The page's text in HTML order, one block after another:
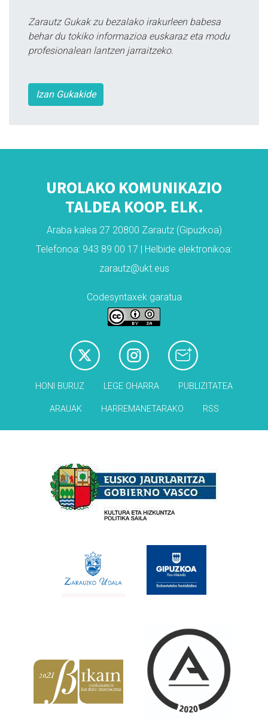
Zarautz Gukak zu bezalako irakurleen babesa
behar du tokiko informazioa euskaraz eta modu
profesionalean lantzen jarraitzeko.
Izan Gukakide
UROLAKO KOMUNIKAZIO
TALDEA KOOP. ELK.
Araba kalea 27 20800 Zarautz (Gipuzkoa)
Telefonoa: 943 89 00 17 | Helbide elektronikoa:
zarautz@ukt.eus
Codesyntaxek garatua
HONI BURUZ LEGE OHARRA PUBLIZITATEA
ARAUAK HARREMANETARAKO RSS